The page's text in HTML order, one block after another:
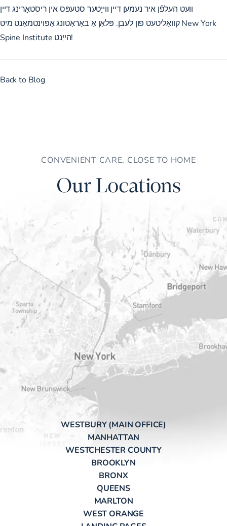
וועט העלפֿן איר נעמען דיין ווייַטער סטעפּס אין ריסטאָרינג דיין
קוואַליטעט פון לעבן. פּלאַן אַ באַראַטונג אַפּוינטמאַנט מיט New York
Spine Institute הייַנט!
Back to Blog
CONVENIENT CARE, CLOSE TO HOME
Our Locations
WESTBURY (MAIN OFFICE)
MANHATTAN
WESTCHESTER COUNTY
BROOKLYN
BRONX
QUEENS
MARLTON
WEST ORANGE